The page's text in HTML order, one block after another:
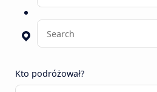
Kto podróżował?